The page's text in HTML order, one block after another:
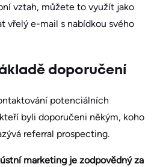
vztah, můžete to využít jako
vřelý e-mail s nabídkou svého
doporučení
potenciálních
byli doporučeni někým, koho
referral prospecting.
ústní marketing je zodpovědný za